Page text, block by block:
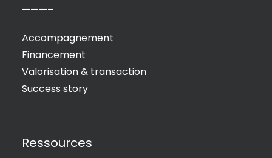
———–
Accompagnement
Financement
Valorisation & transaction
Success story
Ressources